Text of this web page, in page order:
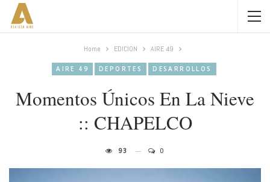
Home EDICION AIRE 49
AIRE 49 DEPORTES DESARROLLOS
Momentos Únicos En La Nieve
:: CHAPELCO
93 0